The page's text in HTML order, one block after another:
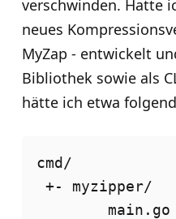
verschwinden. Hatte
neues
MyZap - entwickelt
Bibliothek sowie als
hätte ich etwa
cmd/
+- myzipper/
        main.go